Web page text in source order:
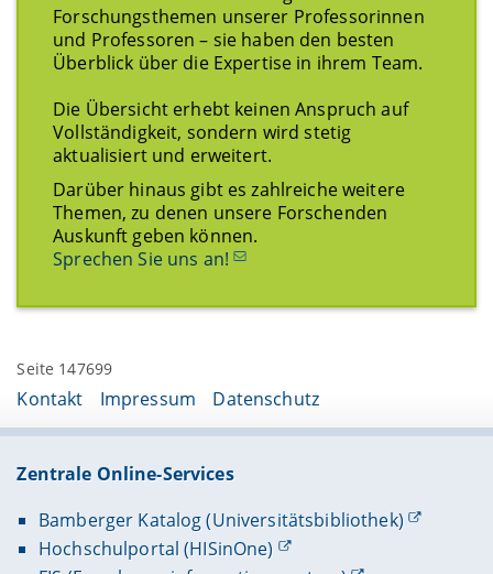
Forschungsthemen unserer Professorinnen
und Professoren – sie haben den besten
Überblick über die Expertise in ihrem Team.
Die Übersicht erhebt keinen Anspruch auf
Vollständigkeit, sondern wird stetig
aktualisiert und erweitert.
Darüber hinaus gibt es zahlreiche weitere
Themen, zu denen unsere Forschenden
Auskunft geben können.
Sprechen Sie uns an!
Seite 147699
Kontakt Impressum Datenschutz
Zentrale Online-Services
Bamberger Katalog (Universitätsbibliothek)
Hochschulportal (HISinOne)